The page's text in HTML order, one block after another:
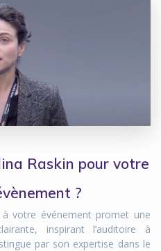
Raskin pour votre
?
à votre événement promet une
inspirant l’auditoire à
par son expertise dans le